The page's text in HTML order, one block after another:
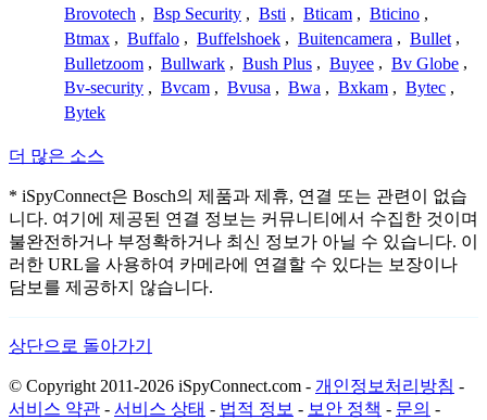
Brovotech , Bsp Security , Bsti , Bticam , Bticino ,
Btmax , Buffalo , Buffelshoek , Buitencamera , Bullet ,
Bulletzoom , Bullwark , Bush Plus , Buyee , Bv Globe ,
Bv-security , Bvcam , Bvusa , Bwa , Bxkam , Bytec ,
Bytek
더 많은 소스
* iSpyConnect은 Bosch의 제품과 제휴, 연결 또는 관련이 없습
니다. 여기에 제공된 연결 정보는 커뮤니티에서 수집한 것이며
불완전하거나 부정확하거나 최신 정보가 아닐 수 있습니다. 이
러한 URL을 사용하여 카메라에 연결할 수 있다는 보장이나
담보를 제공하지 않습니다.
상단으로 돌아가기
© Copyright 2011-2026 iSpyConnect.com - 개인정보처리방침 -
서비스 약관 - 서비스 상태 - 법적 정보 - 보안 정책 - 문의 -